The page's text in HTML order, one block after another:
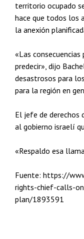
territorio ocupado
hace que todos los
la anexión
«Las consecuencias
predecir», dijo
desastrosos para
para la región en
El jefe de derechos
al gobierno israelí
«Respaldo esa
Fuente: https://
rights-chief-calls-
plan/1893591